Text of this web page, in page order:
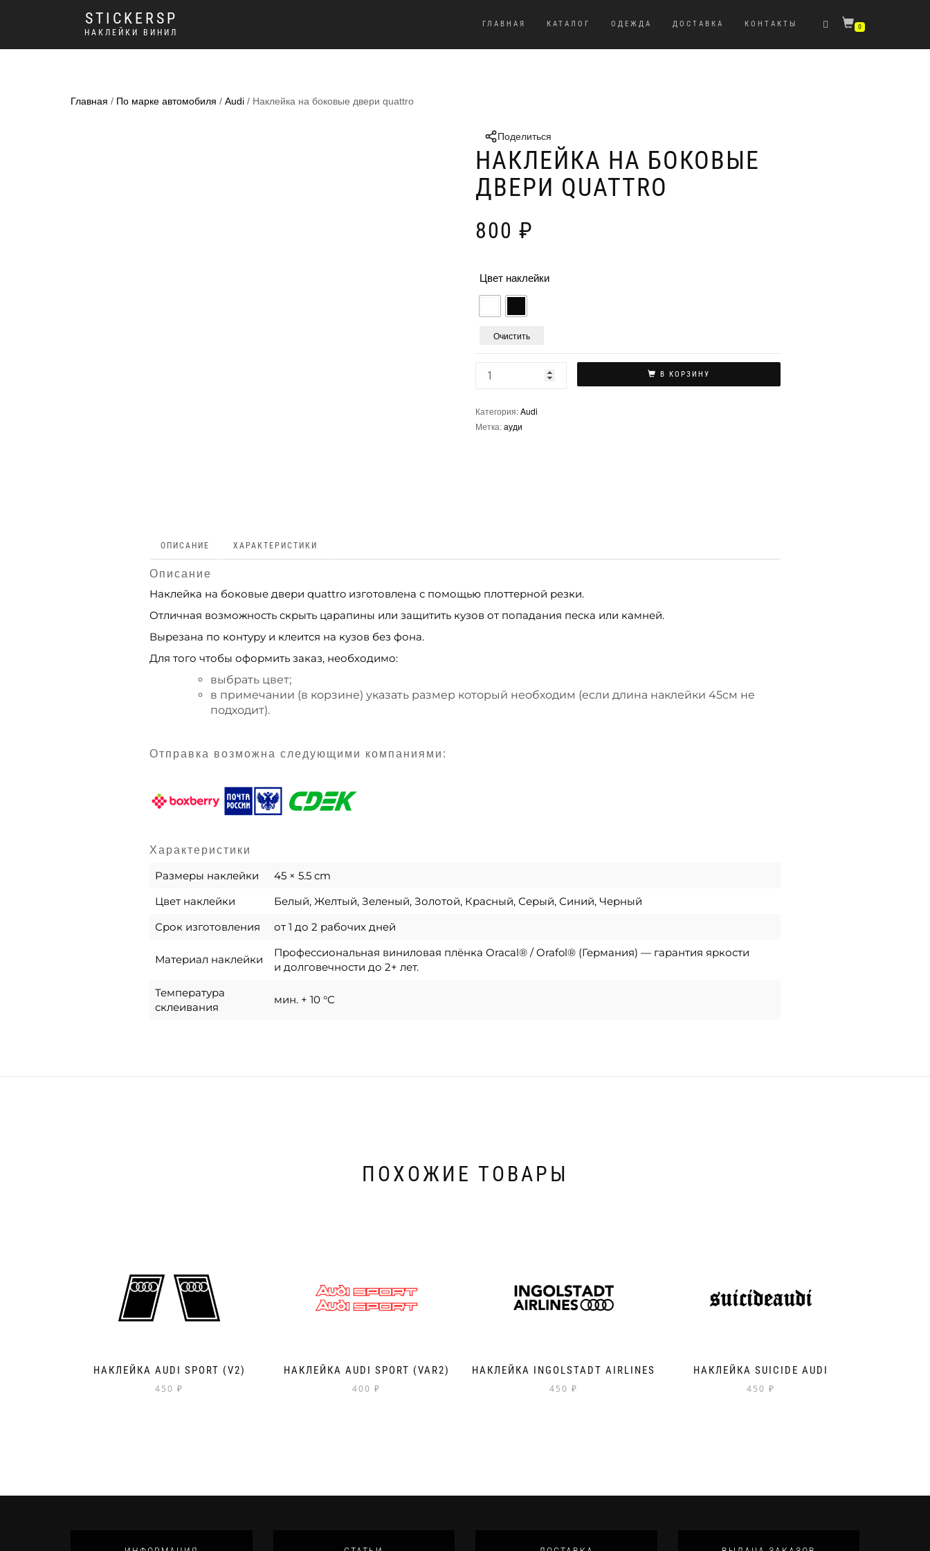
STICKERSP
НАКЛЕЙКИ ВИНИЛ
ГЛАВНАЯ КАТАЛОГ ОДЕЖДА ДОСТАВКА КОНТАКТЫ 0
Главная / По марке автомобиля / Audi / Наклейка на боковые двери quattro
Поделиться
НАКЛЕЙКА НА БОКОВЫЕ
ДВЕРИ QUATTRO
800 ₽
Цвет наклейки
Очистить
В КОРЗИНУ
Категория:Audi
Метка: ауди
ОПИСАНИЕ ХАРАКТЕРИСТИКИ
Описание
Наклейка на боковые двери quattro изготовлена с помощью плоттерной резки.
Отличная возможность скрыть царапины или защитить кузов от попадания песка или камней.
Вырезана по контуру и клеится на кузов без фона.
Для того чтобы оформить заказ, необходимо:
выбрать цвет;
в примечании (в корзине) указать размер который необходим (если длина наклейки 45см не
подходит).
Отправка возможна следующими компаниями:
Характеристики
Размеры наклейки
45 × 5.5 cm
Цвет наклейки
Белый, Желтый, Зеленый, Золотой, Красный, Серый, Синий, Черный
Срок изготовления
от 1 до 2 рабочих дней
Материал наклейки
Профессиональная виниловая плёнка Oracal® / Orafol® (Германия) — гарантия яркости
и долговечности до 2+ лет.
Температура
склеивания
мин. + 10 °C
ПОХОЖИЕ ТОВАРЫ
НАКЛЕЙКА AUDI SPORT (V2)
450 ₽
НАКЛЕЙКА AUDI SPORT (VAR2)
400 ₽
НАКЛЕЙКА INGOLSTADT AIRLINES
450 ₽
НАКЛЕЙКА SUICIDE AUDI
450 ₽